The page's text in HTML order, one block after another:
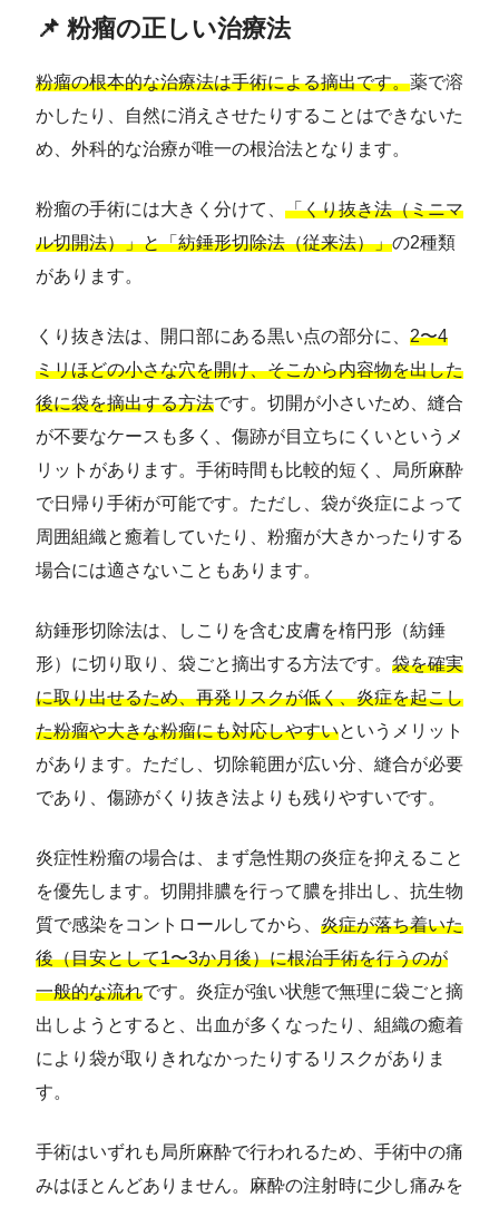
📌 粉瘤の正しい治療法
粉瘤の根本的な治療法は手術による摘出です。薬で溶
かしたり、自然に消えさせたりすることはできないた
め、外科的な治療が唯一の根治法となります。
粉瘤の手術には大きく分けて、 「くり抜き法（ミニマ
ル切開法）」と「紡錘形切除法（従来法）」の2種類
があります。
くり抜き法は、開口部にある黒い点の部分に、 2〜4
ミリほどの小さな穴を開け、そこから内容物を出した
後に袋を摘出する方法です。切開が小さいため、縫合
が不要なケースも多く、傷跡が目立ちにくいというメ
リットがあります。手術時間も比較的短く、局所麻酔
で日帰り手術が可能です。ただし、袋が炎症によって
周囲組織と癒着していたり、粉瘤が大きかったりする
場合には適さないこともあります。
紡錘形切除法は、しこりを含む皮膚を楕円形（紡錘
形）に切り取り、袋ごと摘出する方法です。 袋を確実
に取り出せるため、再発リスクが低く、炎症を起こし
た粉瘤や大きな粉瘤にも対応しやすいというメリット
があります。ただし、切除範囲が広い分、縫合が必要
であり、傷跡がくり抜き法よりも残りやすいです。
炎症性粉瘤の場合は、まず急性期の炎症を抑えること
を優先します。切開排膿を行って膿を排出し、抗生物
質で感染をコントロールしてから、 炎症が落ち着いた
後（目安として1〜3か月後）に根治手術を行うのが
一般的な流れです。炎症が強い状態で無理に袋ごと摘
出しようとすると、出血が多くなったり、組織の癒着
により袋が取りきれなかったりするリスクがありま
す。
手術はいずれも局所麻酔で行われるため、手術中の痛
みはほとんどありません。麻酔の注射時に少し痛みを